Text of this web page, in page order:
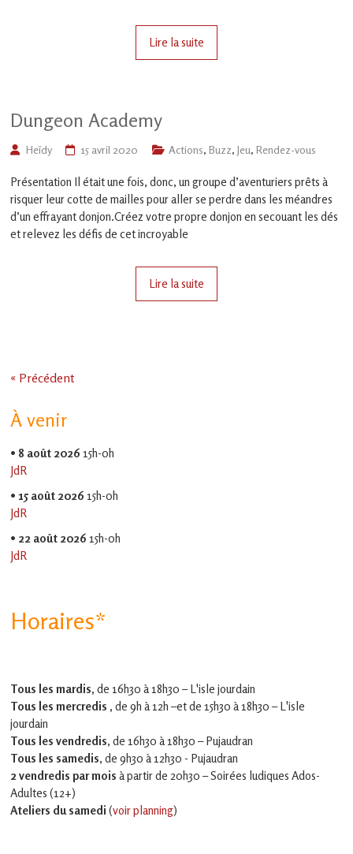
Lire la suite
Dungeon Academy
Heïdy 15 avril 2020 Actions,Buzz,Jeu,Rendez-vous
Présentation Il était une fois, donc, un groupe d’aventuriers prêts à
risquer leur cotte de mailles pour aller se perdre dans les méandres
d’un effrayant donjon.Créez votre propre donjon en secouant les dés
et relevez les défis de cet incroyable
Lire la suite
« Précédent
À venir
• 8 août 2026 15h-0h
JdR
•15 août 2026 15h-0h
JdR
• 22 août 2026 15h-0h
JdR
Horaires*
Tous les mardis,de 16h30 à 18h30 – L'isle jourdain
Tous les mercredis , de 9h à 12h –etde 15h30 à 18h30 – L'isle
jourdain
Tous les vendredis, de 16h30 à 18h30 – Pujaudran
Tous les samedis, de 9h30 à 12h30 - Pujaudran
2 vendredis par mois à partir de 20h30 – Soirées ludiques Ados-
Adultes (12+)
Ateliers du samedi (voir planning)